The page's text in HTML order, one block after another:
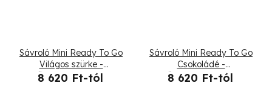
Sávroló Mini Ready To Go
Világos szürke -
Összehajtogatott
8 620 Ft-tól
Sávroló Mini Ready To Go
Csokoládé -
Összehajtogatott
8 620 Ft-tól